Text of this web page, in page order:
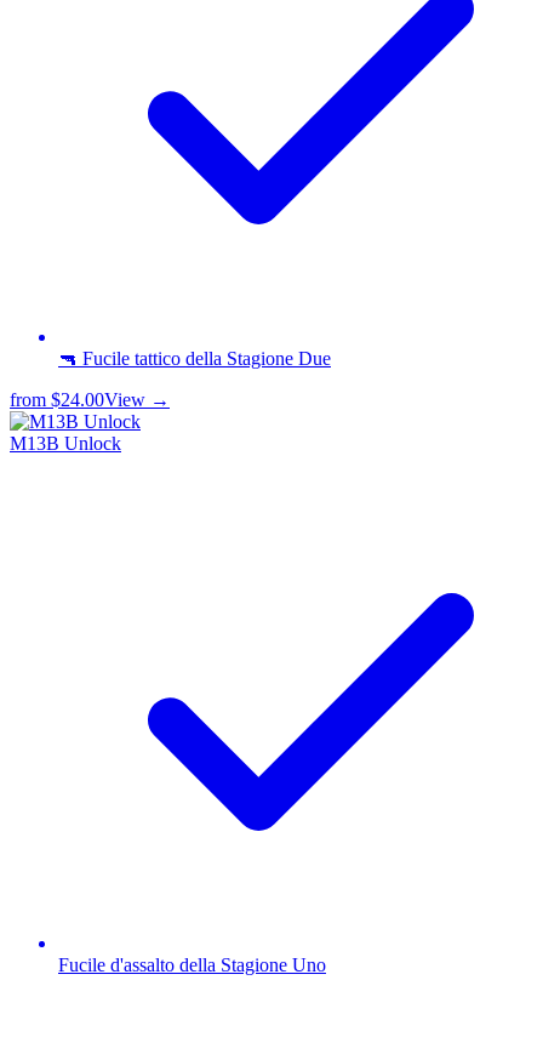
🔫 Fucile tattico della Stagione Due
from $24.00View →
M13B Unlock
Fucile d'assalto della Stagione Uno